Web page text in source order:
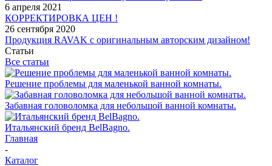
6 апреля 2021
КОРРЕКТИРОВКА ЦЕН !
26 сентября 2020
Продукция RAVAK с оригинальным авторским дизайном!
Статьи
Все статьи
Решение проблемы для маленькой ванной комнаты.
Забавная головоломка для небольшой ванной комнаты.
Итальянский бренд BelBagno.
Главная
-
Каталог